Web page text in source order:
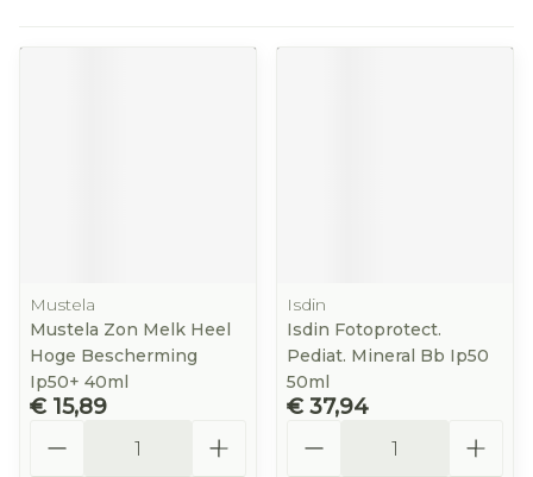
Mustela
Mustela Zon Melk Heel
Hoge Bescherming
Ip50+ 40ml
€ 15,89
Isdin
Isdin Fotoprotect.
Pediat. Mineral Bb Ip50
50ml
€ 37,94